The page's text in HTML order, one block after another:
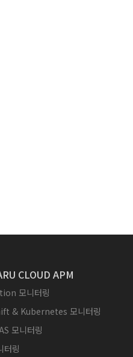
CLOUD APM
모니터링
& Kubernetes 모니터링
모니터링
터링